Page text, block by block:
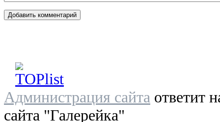
Администрация сайта ответит
сайта "Галерейка"